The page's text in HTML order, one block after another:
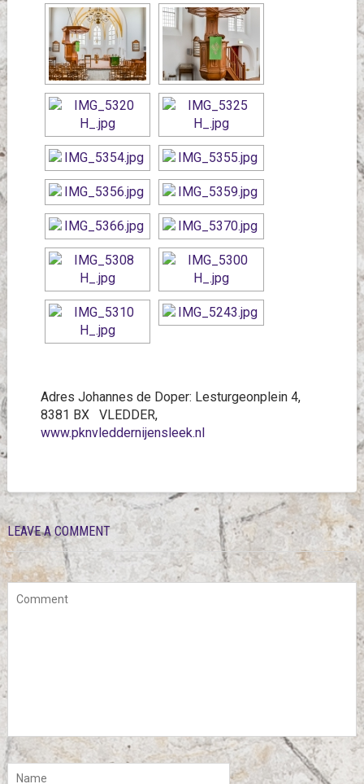
Adres Johannes de Doper: Lesturgeonplein 4,
8381 BX VLEDDER,
www.pknvleddernijensleek.nl
LEAVE A COMMENT